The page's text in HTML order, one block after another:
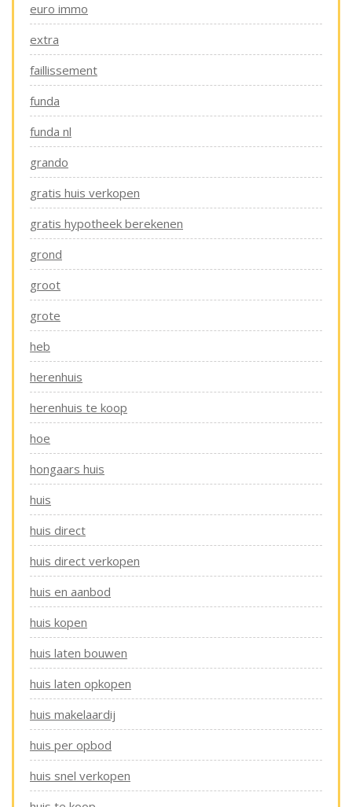
euro immo
extra
faillissement
funda
funda nl
grando
gratis huis verkopen
gratis hypotheek berekenen
grond
groot
grote
heb
herenhuis
herenhuis te koop
hoe
hongaars huis
huis
huis direct
huis direct verkopen
huis en aanbod
huis kopen
huis laten bouwen
huis laten opkopen
huis makelaardij
huis per opbod
huis snel verkopen